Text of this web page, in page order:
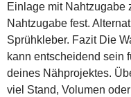
Einlage mit Nahtzugabe
Nahtzugabe fest.
Sprühkleber. Fazit Die
kann entscheidend sein
deines Nähprojektes.
viel Stand, Volumen